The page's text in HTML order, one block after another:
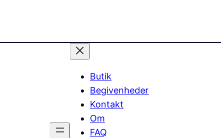
Butik
Begivenheder
Kontakt
Om
FAQ